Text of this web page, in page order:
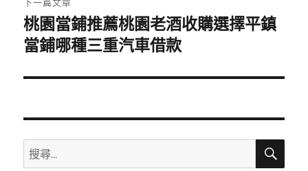
下
一
文
桃園當鋪推薦桃園老酒收購選擇平鎮
當鋪哪種三重汽車借款
搜
尋
搜